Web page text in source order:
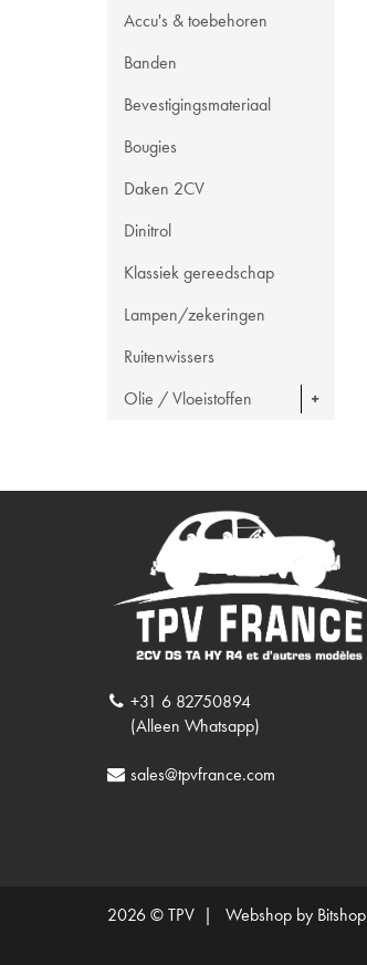
Accu's & toebehoren
Banden
Bevestigingsmateriaal
Bougies
Daken 2CV
Dinitrol
Klassiek gereedschap
Lampen/zekeringen
Ruitenwissers
Olie / Vloeistoffen
+31 6 82750894
(Alleen Whatsapp)
sales@tpvfrance.com
2026 © TPV | Webshop by Bitshop